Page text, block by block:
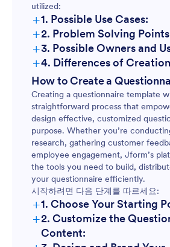
utilized:
+1. Possible Use Cases:
+2. Problem Solving
+3. Possible Owners and
+4. Differences of
How to Create a
Creating a questionnaire template
straightforward process that
design effective, customized
purpose. Whether you’re
research, gathering customer
employee engagement, Jform’s
the tools you need to build,
your questionnaire efficiently.
시작하려면 다음 단계를 따르세요:
+1. Choose Your Starting
+2. Customize the
Content: